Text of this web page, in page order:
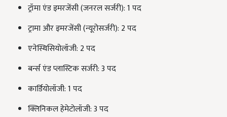
ट्रॉमा एंड इमरजेंसी (जनरल सर्जरी): 1 पद
ट्रामा और इमरजेंसी (न्यूरोसर्जरी): 2 पद
एनेस्थिसियोलॉजी: 2 पद
बर्न्स एंड प्लास्टिक सर्जरी: 3 पद
कार्डियोलॉजी: 1 पद
क्लिनिकल हेमेटोलॉजी: 3 पद